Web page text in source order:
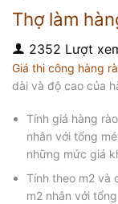
Thợ làm
2352 Lượt
Giá thi công hàng
dài và độ cao của
Tính giá hàng
nhân với tổng
những mức giá
Tính theo m2 và
m2 nhân với